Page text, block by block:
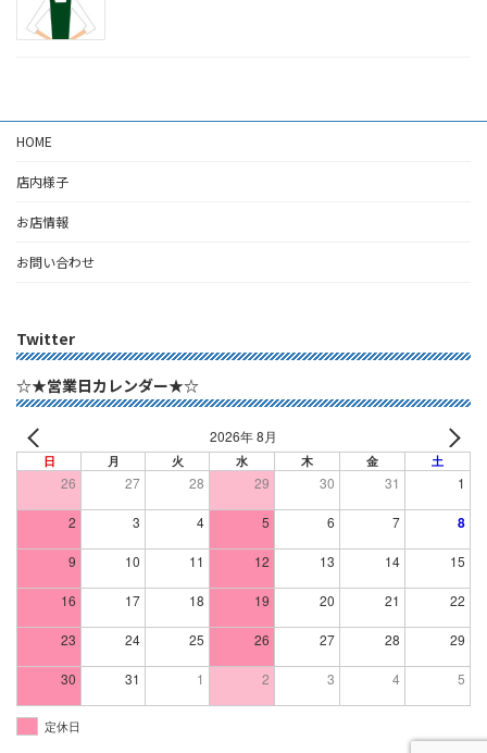
HOME
店内様子
お店情報
お問い合わせ
Twitter
☆★営業日カレンダー★☆
2026年 8月
日 月 火 水 木 金 土
26 27 28 29 30 31 1
2 3 4 5 6 7 8
9 10 11 12 13 14 15
16 17 18 19 20 21 22
23 24 25 26 27 28 29
30 31 1 2 3 4 5
定休日